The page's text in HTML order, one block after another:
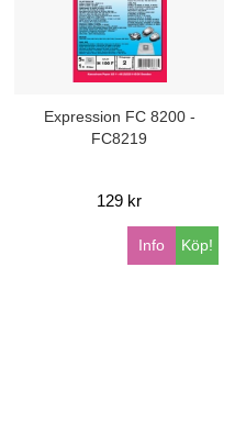
Expression FC 8200 -
FC8219
129 kr
Köp!
Info